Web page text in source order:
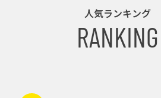
人気ランキング
RANKING